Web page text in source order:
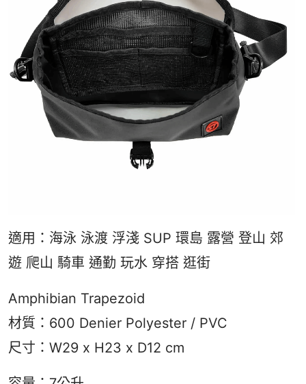
適用：海泳 泳渡 浮淺 SUP 環島 露營 登山 郊
遊 爬山 騎車 通勤 玩水 穿搭 逛街
Amphibian Trapezoid
材質：600 Denier Polyester / PVC
尺寸：W29 x H23 x D12 cm